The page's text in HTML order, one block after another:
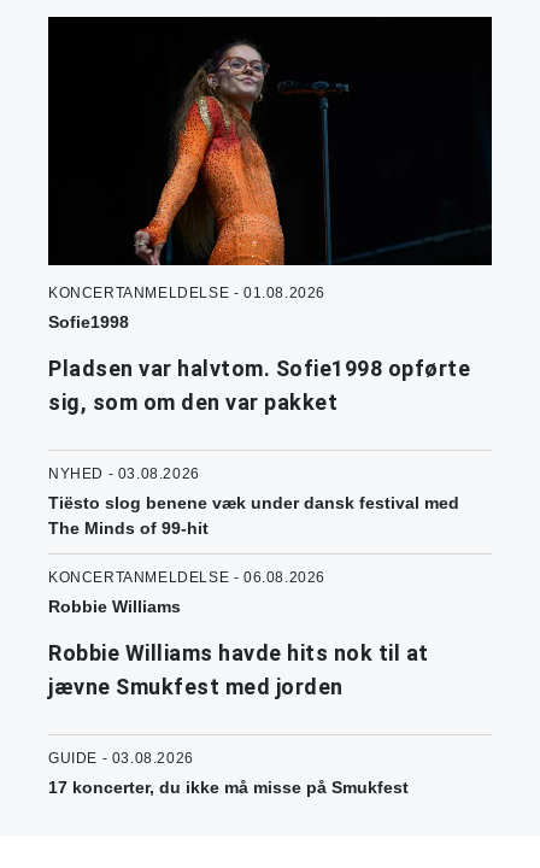
KONCERTANMELDELSE - 01.08.2026
Sofie1998
Pladsen var halvtom. Sofie1998 opførte
sig, som om den var pakket
NYHED - 03.08.2026
Tiësto slog benene væk under dansk festival med
The Minds of 99-hit
KONCERTANMELDELSE - 06.08.2026
Robbie Williams
Robbie Williams havde hits nok til at
jævne Smukfest med jorden
GUIDE - 03.08.2026
17 koncerter, du ikke må misse på Smukfest